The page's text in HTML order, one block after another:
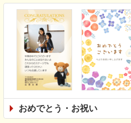
おめでとう・お祝い